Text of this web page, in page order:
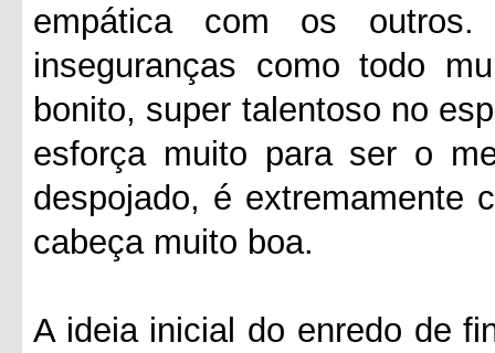
empática com os
inseguranças como todo
bonito, super talentoso no
esforça muito para ser o
despojado, é extremamente
cabeça muito boa.
A ideia inicial do enredo de